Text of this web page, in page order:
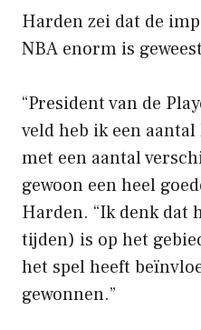
Harden zei dat de
NBA enorm is
“President van de
veld heb ik een
met een aantal
gewoon een heel
Harden. “Ik denk
tijden) is op het
het spel heeft
gewonnen.”